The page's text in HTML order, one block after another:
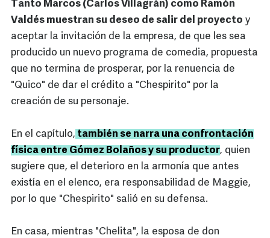
Tanto Marcos (Carlos Villagrán) como Ramón
Valdés muestran su deseo de salir del proyecto y
aceptar la invitación de la empresa, de que les sea
producido un nuevo programa de comedia, propuesta
que no termina de prosperar, por la renuencia de
"Quico" de dar el crédito a "Chespirito" por la
creación de su personaje.
En el capítulo, también se narra una confrontación
física entre Gómez Bolaños y su productor, quien
sugiere que, el deterioro en la armonía que antes
existía en el elenco, era responsabilidad de Maggie,
por lo que "Chespirito" salió en su defensa.
En casa, mientras "Chelita", la esposa de don